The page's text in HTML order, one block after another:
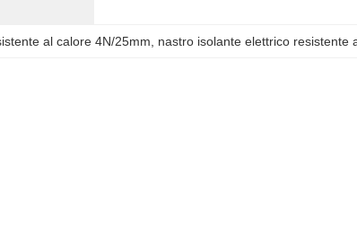
al calore 4N/25mm nastro isolante elettrico resistente